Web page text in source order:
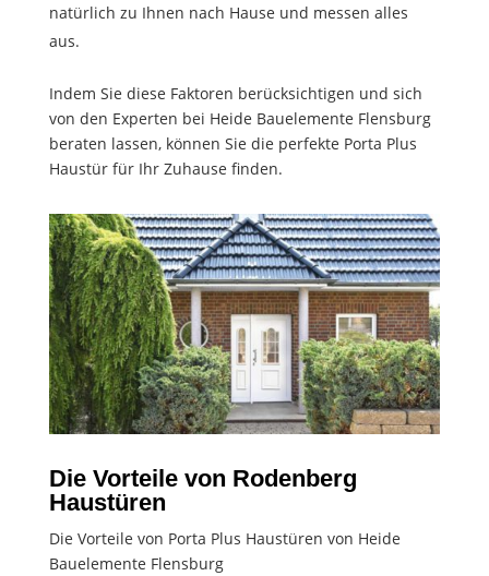
natürlich zu Ihnen nach Hause und messen alles
aus.
Indem Sie diese Faktoren berücksichtigen und sich
von den Experten bei Heide Bauelemente Flensburg
beraten lassen, können Sie die perfekte Porta Plus
Haustür für Ihr Zuhause finden.
Die Vorteile von Rodenberg
Haustüren
Die Vorteile von Porta Plus Haustüren von Heide
Bauelemente Flensburg